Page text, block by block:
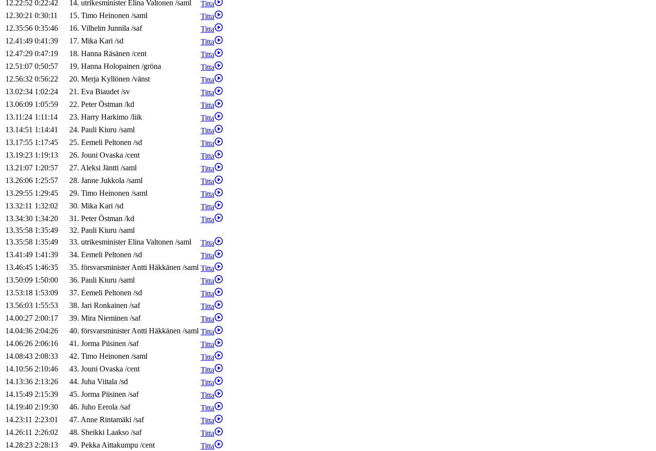
12.22:52 0:22:42 14. utrikesminister Elina Valtonen /saml
Titta
12.30:21 0:30:11 15. Timo Heinonen /saml
Titta
12.35:56 0:35:46 16. Vilhelm Junnila /saf
Titta
12.41:49 0:41:39 17. Mika Kari /sd
Titta
12.47:29 0:47:19 18. Hanna Räsänen /cent
Titta
12.51:07 0:50:57 19. Hanna Holopainen /gröna
Titta
12.56:32 0:56:22 20. Merja Kyllönen /vänst
Titta
13.02:34 1:02:24 21. Eva Biaudet/sv
Titta
13.06:09 1:05:59 22. Peter Östman /kd
Titta
13.11:24 1:11:14 23. Harry Harkimo /liik
Titta
13.14:51 1:14:41 24. Pauli Kiuru /saml
Titta
13.17:55 1:17:45 25. Eemeli Peltonen /sd
Titta
13.19:23 1:19:13 26. Jouni Ovaska /cent
Titta
13.21:07 1:20:57 27. Aleksi Jäntti /saml
Titta
13.26:06 1:25:57 28. Janne Jukkola /saml
Titta
13.29:55 1:29:45 29. Timo Heinonen /saml
Titta
13.32:11 1:32:02 30. Mika Kari /sd
Titta
13.34:30 1:34:20 31. Peter Östman /kd
Titta
13.35:58 1:35:49 32. Pauli Kiuru /saml
13.35:58 1:35:49 33. utrikesminister Elina Valtonen /saml
Titta
13.41:49 1:41:39 34. Eemeli Peltonen /sd
Titta
13.46:45 1:46:35 35. försvarsministerAntti Häkkänen /saml Titta
13.50:09 1:50:00 36. Pauli Kiuru /saml
Titta
13.53:18 1:53:09 37. Eemeli Peltonen /sd
Titta
13.56:03 1:55:53 38. Jari Ronkainen /saf
Titta
14.00:27 2:00:17 39. Mira Nieminen /saf
Titta
14.04:36 2:04:26 40. försvarsministerAntti Häkkänen /saml Titta
14.06:26 2:06:16 41. Jorma Piisinen /saf
Titta
14.08:43 2:08:33 42. Timo Heinonen /saml
Titta
14.10:56 2:10:46 43. Jouni Ovaska /cent
Titta
14.13:36 2:13:26 44. Juha Viitala /sd
Titta
14.15:49 2:15:39 45. Jorma Piisinen /saf
Titta
14.19:40 2:19:30 46. Juho Eerola /saf
Titta
14.23:11 2:23:01 47. Anne Rintamäki /saf
Titta
14.26:11 2:26:02 48. Sheikki Laakso /saf
Titta
14.28:23 2:28:13 49. PekkaAittakumpu /cent
Titta